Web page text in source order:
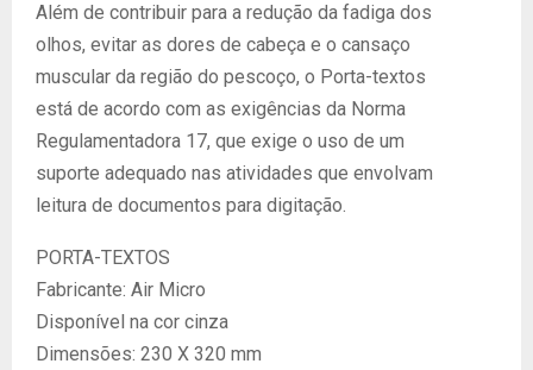
Além de contribuir para a redução da fadiga dos
olhos, evitar as dores de cabeça e o cansaço
muscular da região do pescoço, o Porta-textos
está de acordo com as exigências da Norma
Regulamentadora 17, que exige o uso de um
suporte adequado nas atividades que envolvam
leitura de documentos para digitação.
PORTA-TEXTOS
Fabricante: Air Micro
Disponível na cor cinza
Dimensões: 230 X 320 mm